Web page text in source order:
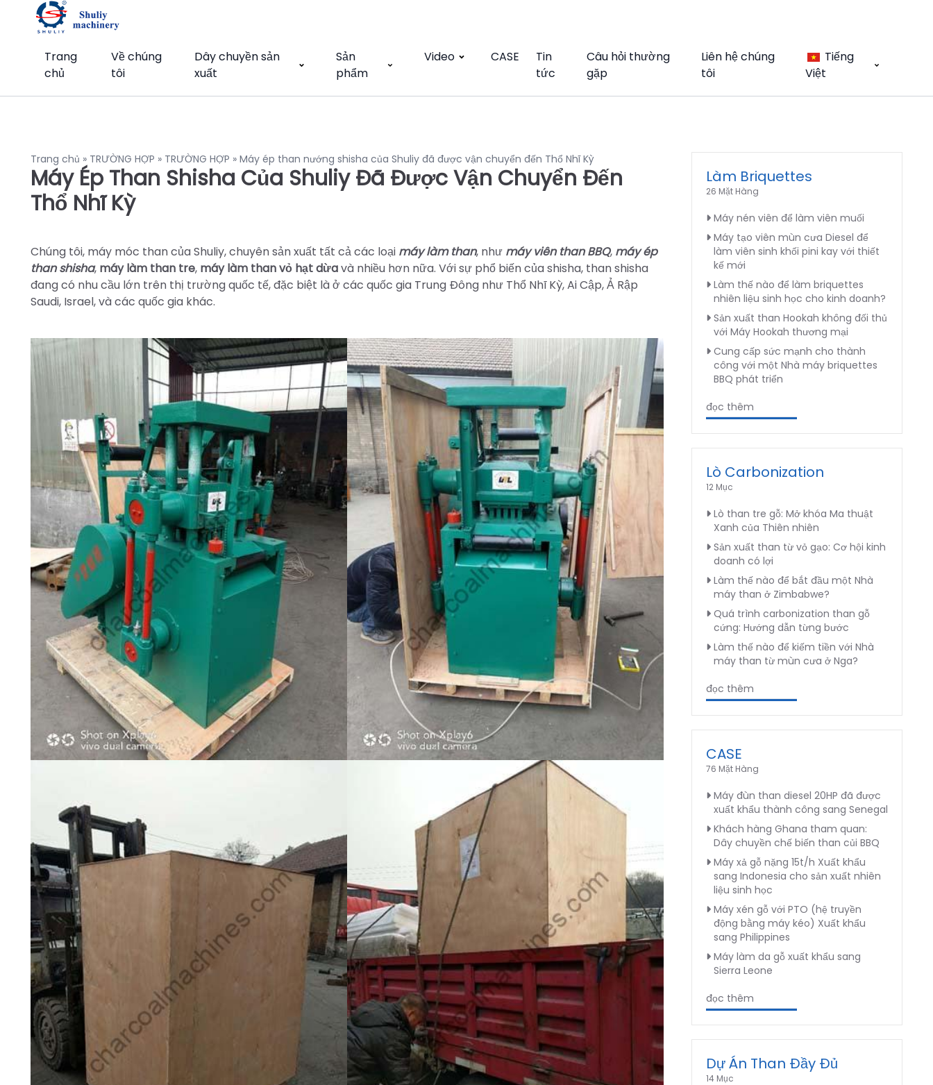
Trang
chủ
Về chúng
tôi
Dây chuyền sản
xuất
Sản
phẩm
Video CASE
Tin
tức
Câu hỏi thường
gặp
Liên hệ chúng
tôi
Tiếng
Việt
Trang chủ » TRƯỜNG HỢP » TRƯỜNG HỢP » Máy ép than nướng shisha của Shuliy đã được vận chuyển đến Thổ Nhĩ Kỳ
Máy Ép Than Shisha Của Shuliy Đã Được Vận Chuyển Đến
Thổ Nhĩ Kỳ
Chúng tôi, máy móc than của Shuliy, chuyên sản xuất tất cả các loại máy làm than, như máy viên than BBQ, máy ép
than shisha, máy làm than tre, máy làm than vỏ hạt dừavà nhiều hơn nữa. Với sự phổ biến của shisha, than shisha
đang có nhu cầu lớn trên thị trường quốc tế, đặc biệt là ở các quốc gia Trung Đông như Thổ Nhĩ Kỳ, Ai Cập, Ả Rập
Saudi, Israel, và các quốc gia khác.
Làm Briquettes
26 Mặt Hàng
Máy nén viên để làm viên muối
Máy tạo viên mùn cưa Diesel để
làm viên sinh khối pini kay với thiết
kế mới
Làm thế nào để làm briquettes
nhiên liệu sinh học cho kinh doanh?
Sản xuất than Hookah không đối thủ
với Máy Hookah thương mại
Cung cấp sức mạnh cho thành
công với một Nhà máy briquettes
BBQ phát triển
đọc thêm
Lò Carbonization
12 Mục
Lò than tre gỗ: Mở khóa Ma thuật
Xanh của Thiên nhiên
Sản xuất than từ vỏ gạo: Cơ hội kinh
doanh có lợi
Làm thế nào để bắt đầu một Nhà
máy than ở Zimbabwe?
Quá trình carbonization than gỗ
cứng: Hướng dẫn từng bước
Làm thế nào để kiếm tiền với Nhà
máy than từ mùn cưa ở Nga?
đọc thêm
CASE
76 Mặt Hàng
Máy đùn than diesel 20HP đã được
xuất khẩu thành công sang Senegal
Khách hàng Ghana tham quan:
Dây chuyền chế biến than củi BBQ
Máy xả gỗ nặng 15t/h Xuất khẩu
sang Indonesia cho sản xuất nhiên
liệu sinh học
Máy xén gỗ với PTO (hệ truyền
động bằng máy kéo) Xuất khẩu
sang Philippines
Máy làm da gỗ xuất khẩu sang
Sierra Leone
đọc thêm
Dự Án Than Đầy Đủ
14 Mục